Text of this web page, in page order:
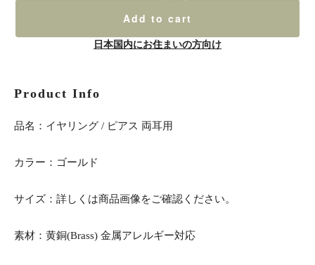
Add to cart
日本国内にお住まいの方向け
Product Info
品名：イヤリング / ピアス 両耳用
カラー：ゴールド
サイズ：詳しくは商品画像をご確認ください。
素材：黄銅(Brass) 金属アレルギー対応